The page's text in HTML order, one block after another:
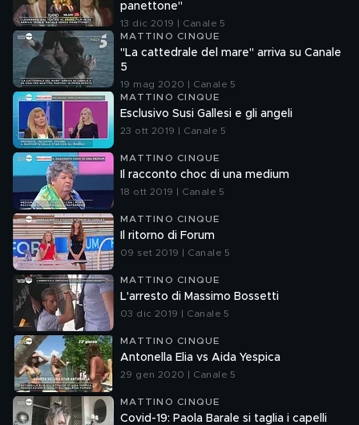
panettone"
13 dic 2019 | Canale 5
MATTINO CINQUE
"La cattedrale del mare" arriva su Canale
5
19 mag 2020 | Canale 5
MATTINO CINQUE
Esclusivo Susi Gallesi e gli angeli
23 ott 2019 | Canale 5
MATTINO CINQUE
Il racconto choc di una medium
18 ott 2019 | Canale 5
MATTINO CINQUE
Il ritorno di Forum
09 set 2019 | Canale 5
MATTINO CINQUE
L'arresto di Massimo Bossetti
03 dic 2019 | Canale 5
MATTINO CINQUE
Antonella Elia vs Aida Yespica
29 gen 2020 | Canale 5
MATTINO CINQUE
Covid-19: Paola Barale si taglia i capelli